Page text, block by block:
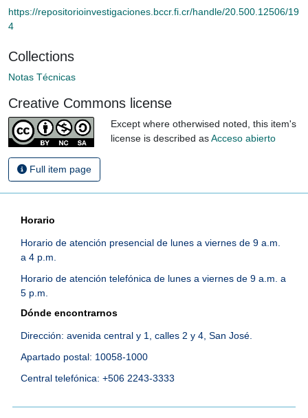
https://repositorioinvestigaciones.bccr.fi.cr/handle/20.500.12506/19
4
Collections
Notas Técnicas
Creative Commons license
Except where otherwised noted, this item's
license is described asAcceso abierto
Full item page
Horario
Horario de atención presencial de lunes a viernes de 9 a.m.
a 4 p.m.
Horario de atención telefónica de lunes a viernes de 9 a.m. a
5 p.m.
Dónde encontrarnos
Dirección: avenida central y 1, calles 2 y 4, San José.
Apartado postal: 10058-1000
Central telefónica: +506 2243-3333